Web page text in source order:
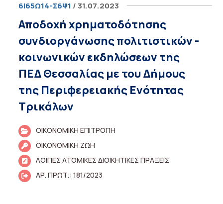
6Ι65Ω14-Σ6Ψ1 / 31.07.2023
Αποδοχή χρηματοδότησης
συνδιοργάνωσης πολιτιστικών -
κοινωνικών εκδηλώσεων της
ΠΕΔ Θεσσαλίας με του Δήμους
της Περιφερειακής Ενότητας
Τρικάλων
ΟΙΚΟΝΟΜΙΚΗ ΕΠΙΤΡΟΠΗ
ΟΙΚΟΝΟΜΙΚΗ ΖΩΗ
ΛΟΙΠΕΣ ΑΤΟΜΙΚΕΣ ΔΙΟΙΚΗΤΙΚΕΣ ΠΡΑΞΕΙΣ
ΑΡ. ΠΡΩΤ.: 181/2023